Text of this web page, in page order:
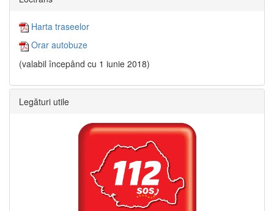
Harta traseelor
Orar autobuze
(valabil începând cu 1 iunie 2018)
Legături utile